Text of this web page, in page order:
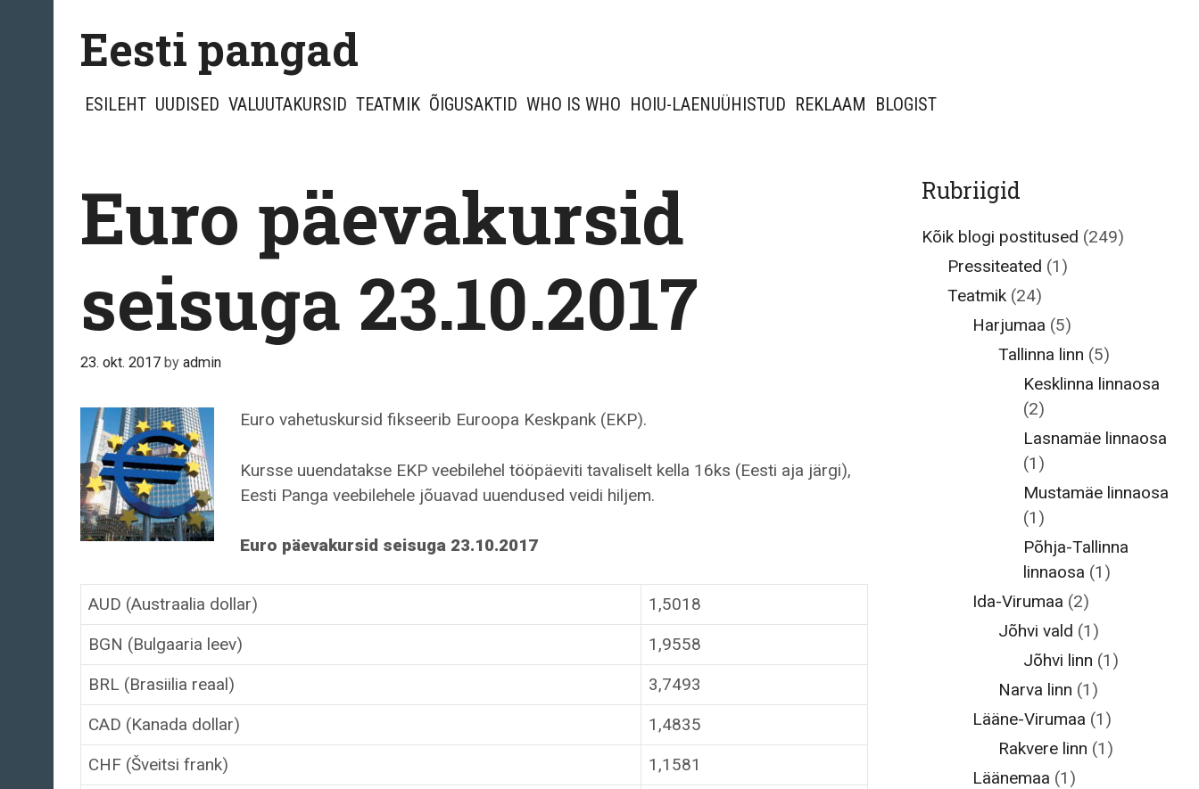
content
Eesti pangad
ESILEHT UUDISED VALUUTAKURSID TEATMIK ÕIGUSAKTID WHO IS WHO HOIU-LAENUÜHISTUD REKLAAM BLOGIST
Euro päevakursid
seisuga 23.10.2017
23. okt. 2017 by admin
Euro vahetuskursid fikseerib Euroopa Keskpank (EKP).
Kursse uuendatakse EKP veebilehel tööpäeviti tavaliselt kella 16ks (Eesti aja järgi),
Eesti Panga veebilehele jõuavad uuendused veidi hiljem.
Euro päevakursid seisuga 23.10.2017
AUD (Austraalia dollar)
1,5018
BGN (Bulgaaria leev)
1,9558
BRL (Brasiilia reaal)
3,7493
CAD (Kanada dollar)
1,4835
CHF (Šveitsi frank)
1,1581
Rubriigid
Kõik blogi postitused (249)
Pressiteated (1)
Teatmik(24)
Harjumaa (5)
Tallinna linn (5)
Kesklinna linnaosa
(2)
Lasnamäe linnaosa
(1)
Mustamäe linnaosa
(1)
Põhja-Tallinna
linnaosa (1)
Ida-Virumaa (2)
Jõhvi vald (1)
Jõhvi linn (1)
Narva linn (1)
Lääne-Virumaa (1)
Rakvere linn (1)
Läänemaa (1)